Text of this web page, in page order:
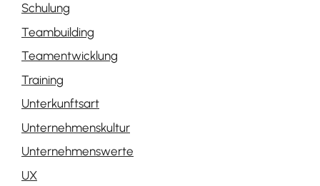
Schulung
Teambuilding
Teamentwicklung
Training
Unterkunftsart
Unternehmenskultur
Unternehmenswerte
UX